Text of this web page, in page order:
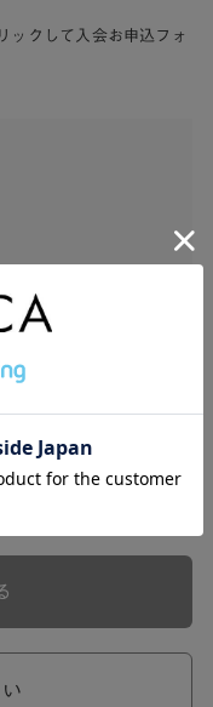
ックして入会お申込フォ
す。）は、河淳株
います。）が提供
の定めに従い入会
の利用に関わる一
り、本規約のほ
ず、本規約の一部